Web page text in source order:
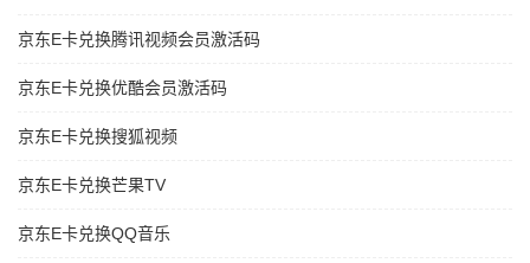
京东E卡兑换腾讯视频会员激活码
京东E卡兑换优酷会员激活码
京东E卡兑换搜狐视频
京东E卡兑换芒果TV
京东E卡兑换QQ音乐